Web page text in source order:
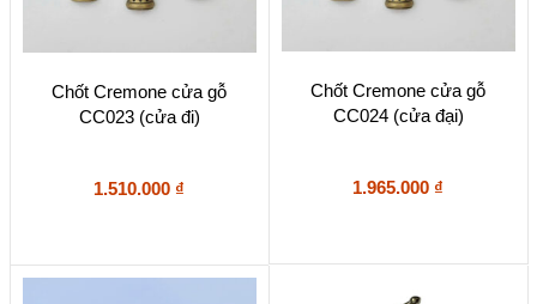
Chốt Cremone cửa gỗ
CC023 (cửa đi)
1.510.000 ₫
Chốt Cremone cửa gỗ
CC024 (cửa đại)
1.965.000 ₫